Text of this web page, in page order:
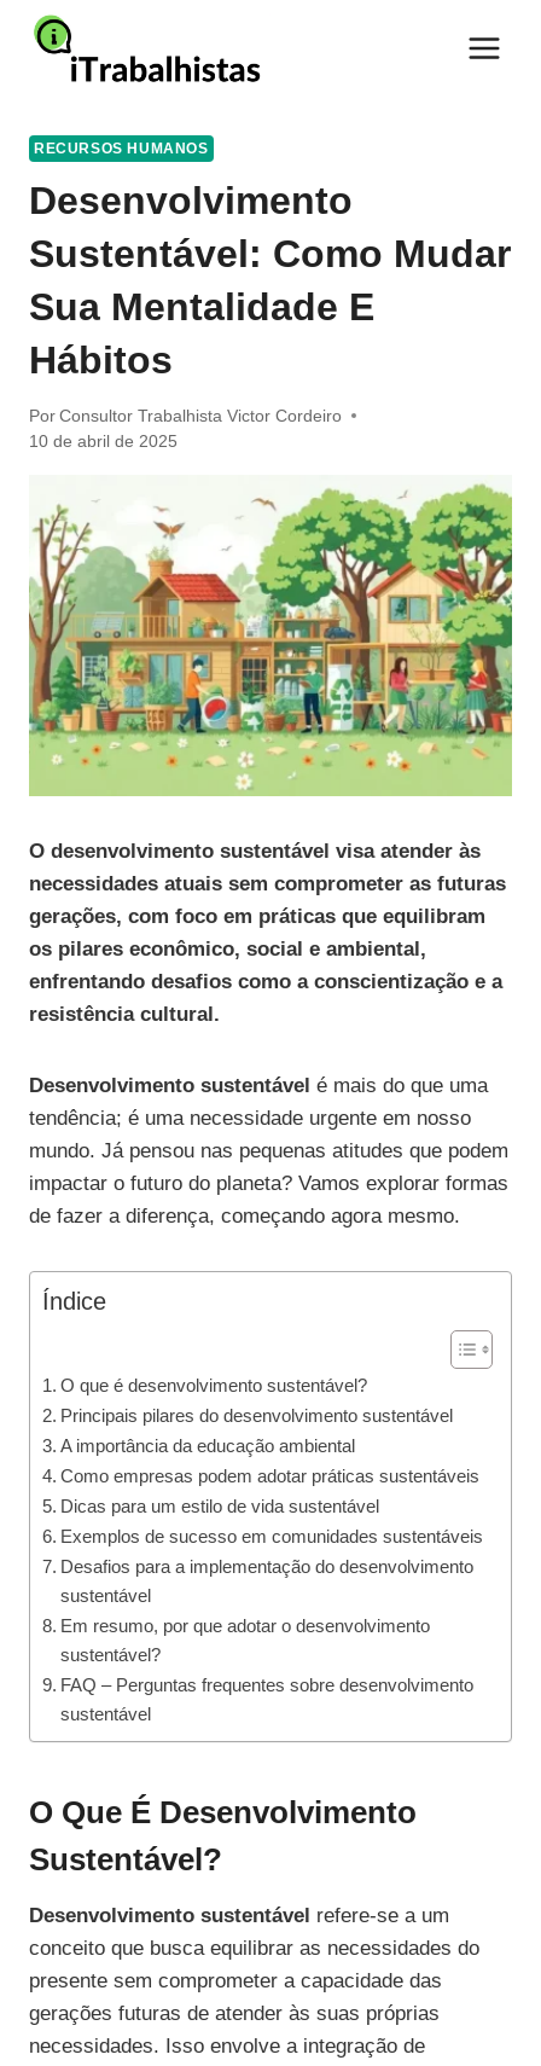
Pular
para
RECURSOS HUMANOS
Desenvolvimento
Sustentável: Como Mudar
Sua Mentalidade E
Hábitos
Por Consultor Trabalhista Victor Cordeiro
10 de abril de 2025
O desenvolvimento sustentável visa atender às
necessidades atuais sem comprometer as futuras
gerações, com foco em práticas que equilibram
os pilares econômico, social e ambiental,
enfrentando desafios como a conscientização e a
resistência cultural.
Desenvolvimento sustentável é mais do que uma
tendência; é uma necessidade urgente em nosso
mundo. Já pensou nas pequenas atitudes que podem
impactar o futuro do planeta? Vamos explorar formas
de fazer a diferença, começando agora mesmo.
Índice
O que é desenvolvimento sustentável?
Principais pilares do desenvolvimento sustentável
A importância da educação ambiental
Como empresas podem adotar práticas sustentáveis
Dicas para um estilo de vida sustentável
Exemplos de sucesso em comunidades sustentáveis
Desafios para a implementação do desenvolvimento
sustentável
Em resumo, por que adotar o desenvolvimento
sustentável?
FAQ – Perguntas frequentes sobre desenvolvimento
sustentável
O Que É Desenvolvimento
Sustentável?
Desenvolvimento sustentável refere-se a um
conceito que busca equilibrar as necessidades do
presente sem comprometer a capacidade das
gerações futuras de atender às suas próprias
necessidades. Isso envolve a integração de